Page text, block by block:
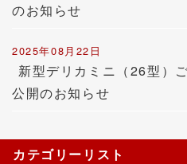
のお知らせ
2025年08月22日
新型デリカミニ（26型）
公開のお知らせ
カテゴリーリスト